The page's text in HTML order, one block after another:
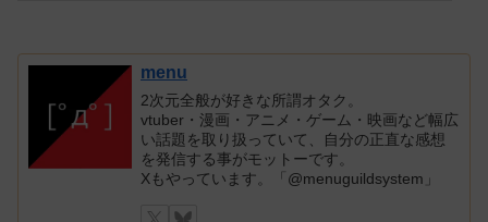
menu
2次元全般が好きな所謂オタク。
vtuber・漫画・アニメ・ゲーム・映画など幅広
い話題を取り扱っていて、自分の正直な感想
を発信する事がモットーです。
Xもやっています。「@menuguildsystem」